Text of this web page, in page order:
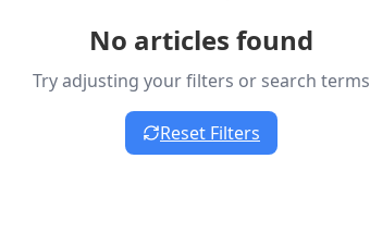
No articles found
Try adjusting your filters or search terms
Reset Filters